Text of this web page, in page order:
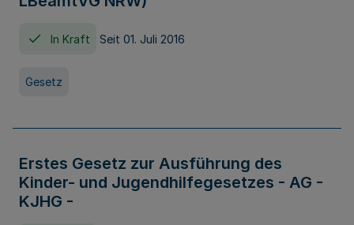
In Kraft Seit 01. Juli 2016
Gesetz
Erstes Gesetz zur Ausführung des
Kinder- und Jugendhilfegesetzes - AG -
KJHG -